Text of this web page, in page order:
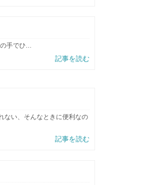
手でひ...
記事を読む
ない、そんなときに便利なの
記事を読む